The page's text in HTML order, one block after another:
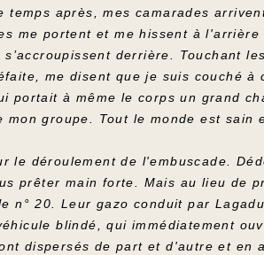
temps après, mes camarades
me portent et me hissent à
derrière. Touchant
me disent que je suis couché
portait à même le corps un grand
mon groupe. Tout le monde est
le déroulement de l'embuscade.
prêter main forte. Mais au lieu de
n° 20. Leur gazo conduit par
blindé, qui immédiatement
dispersés de part et d'autre et en